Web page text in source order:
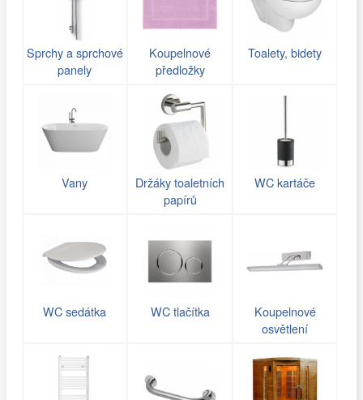
Sprchy a sprchové
panely
Koupelnové
předložky
Toalety, bidety
Vany
Držáky toaletních
papírů
WC kartáče
WC sedátka WC tlačítka
Koupelnové
osvětlení